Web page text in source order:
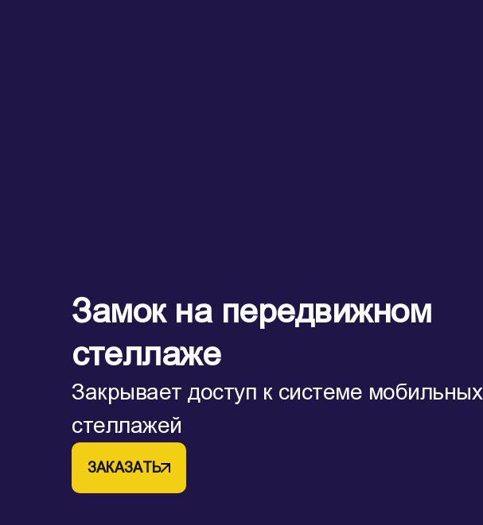
Замок на передвижном
стеллаже
Закрывает доступ к системе мобильных
стеллажей
ЗАКАЗАТЬ